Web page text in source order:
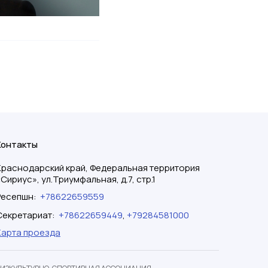
край, Федеральная территория
ул.Триумфальная, д.7, стр.1
: +78622659559
: +78622659449, +79284581000
проезда